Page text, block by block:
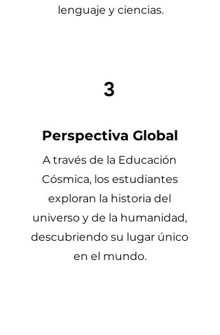
lenguaje y ciencias.
3
Perspectiva Global
A través de la Educación
Cósmica, los estudiantes
exploran la historia del
universo y de la humanidad,
descubriendo su lugar único
en el mundo.